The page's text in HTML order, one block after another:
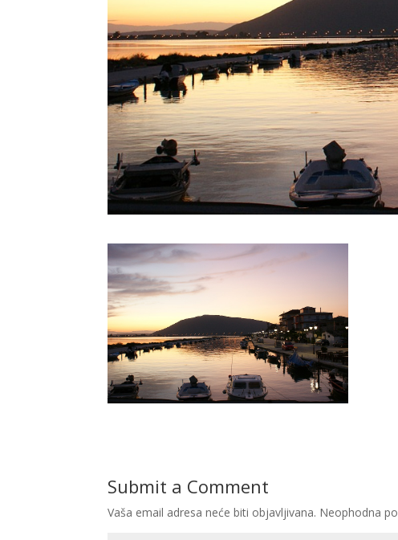
Submit a Comment
Vaša email adresa neće biti objavljivana. Neophodna